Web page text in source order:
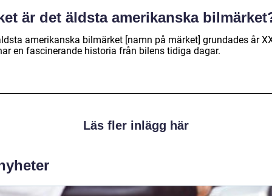
är det äldsta amerikanska
amerikanska bilmärket [namn på märket] grundades år
en fascinerande historia från bilens tidiga dagar.
Läs fler inlägg här